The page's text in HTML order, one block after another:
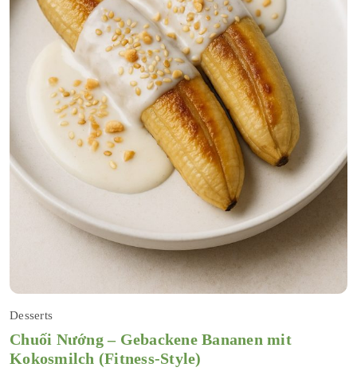
Desserts
Chuối Nướng – Gebackene Bananen mit
Kokosmilch (Fitness-Style)